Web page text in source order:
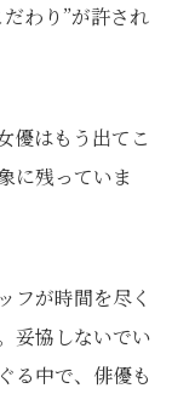
わり”が許され
優はもう出てこ
に残っていま
フが時間を尽く
妥協しないでい
る中で、俳優も